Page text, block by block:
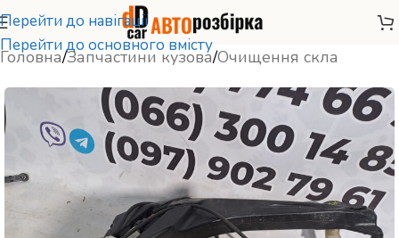
Перейти до навігації
Перейти до основного вмісту
Головна/Запчастини кузова/Очищення скла